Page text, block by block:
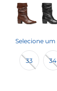
33 34